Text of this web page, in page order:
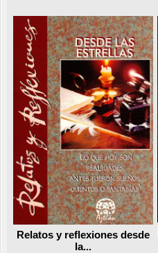
Relatos y reflexiones desde
la...